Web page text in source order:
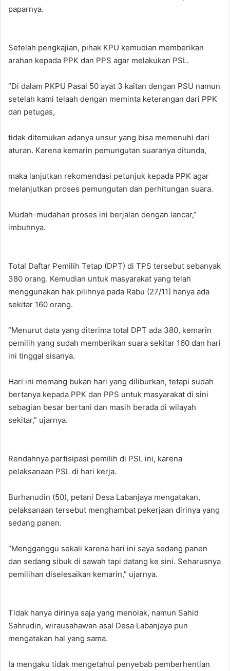
paparnya.
Setelah pengkajian, pihak KPU kemudian memberikan
arahan kepada PPK dan PPS agar melakukan PSL.
“Di dalam PKPU Pasal 50 ayat 3 kaitan dengan PSU namun
setelah kami telaah dengan meminta keterangan dari PPK
dan petugas,
tidak ditemukan adanya unsur yang bisa memenuhi dari
aturan. Karena kemarin pemungutan suaranya ditunda,
maka lanjutkan rekomendasi petunjuk kepada PPK agar
melanjutkan proses pemungutan dan perhitungan suara.
Mudah-mudahan proses ini berjalan dengan lancar,”
imbuhnya.
Total Daftar Pemilih Tetap (DPT) di TPS tersebut sebanyak
380 orang. Kemudian untuk masyarakat yang telah
menggunakan hak pilihnya pada Rabu (27/11) hanya ada
sekitar 160 orang.
“Menurut data yang diterima total DPT ada 380, kemarin
pemilih yang sudah memberikan suara sekitar 160 dan hari
ini tinggal sisanya.
Hari ini memang bukan hari yang diliburkan, tetapi sudah
bertanya kepada PPK dan PPS untuk masyarakat di sini
sebagian besar bertani dan masih berada di wilayah
sekitar,” ujarnya.
Rendahnya partisipasi pemilih di PSL ini, karena
pelaksanaan PSL di hari kerja.
Burhanudin (50), petani Desa Labanjaya mengatakan,
pelaksanaan tersebut menghambat pekerjaan dirinya yang
sedang panen.
“Mengganggu sekali karena hari ini saya sedang panen
dan sedang sibuk di sawah tapi datang ke sini. Seharusnya
pemilihan diselesaikan kemarin,” ujarnya.
Tidak hanya dirinya saja yang menolak, namun Sahid
Sahrudin, wirausahawan asal Desa Labanjaya pun
mengatakan hal yang sama.
Ia mengaku tidak mengetahui penyebab pemberhentian